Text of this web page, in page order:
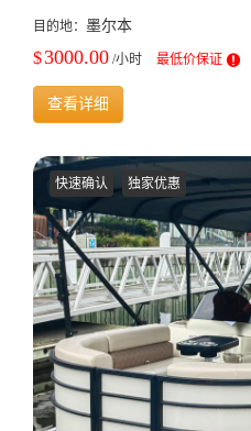
目的地： 墨尔本
$3000.00 /小时 最低价保证
查看详细
快速确认 独家优惠